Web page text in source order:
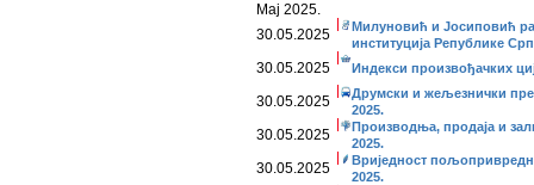
Мај 2025.
30.05.2025
Милуновић и Јосиповић
институција Републике
30.05.2025 Индекси произвођачких
30.05.2025
Друмски и жељезнички
2025.
30.05.2025
Производња, продаја и
2025.
30.05.2025
Вриједност
2025.